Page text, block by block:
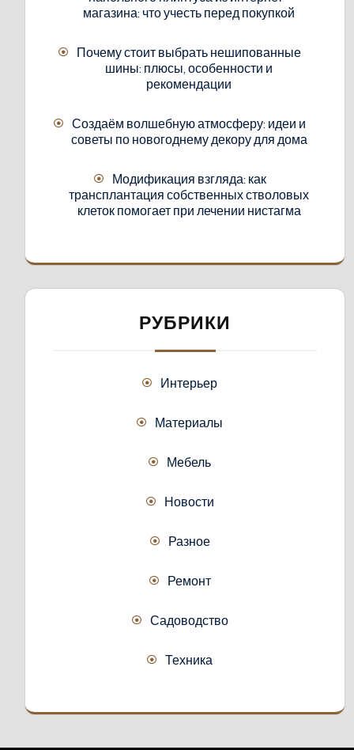
магазина: что учесть перед покупкой
Почему стоит выбрать нешипованные
шины: плюсы, особенности и
рекомендации
Создаём волшебную атмосферу: идеи и
советы по новогоднему декору для дома
Модификация взгляда: как
трансплантация собственных стволовых
клеток помогает при лечении нистагма
РУБРИКИ
Интерьер
Материалы
Мебель
Новости
Разное
Ремонт
Садоводство
Техника